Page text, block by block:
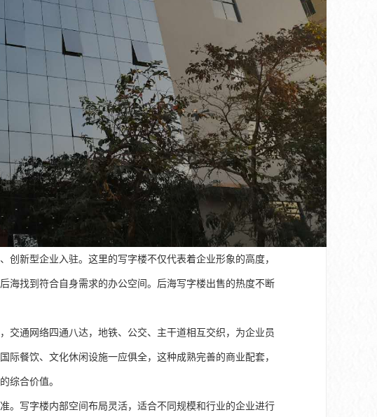
新型企业入驻。这里的写字楼不仅代表着企业形象的高度，
海找到符合自身需求的办公空间。后海写字楼出售的热度不断
交通网络四通八达，地铁、公交、主干道相互交织，为企业员
餐饮、文化休闲设施一应俱全，这种成熟完善的商业配套，
综合价值。
。写字楼内部空间布局灵活，适合不同规模和行业的企业进行